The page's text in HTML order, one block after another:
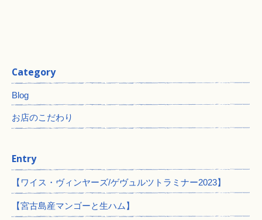
Category
Blog
お店のこだわり
Entry
【ワイス・ヴィンヤーズ/ゲヴュルツトラミナー2023】
【宮古島産マンゴーと生ハム】